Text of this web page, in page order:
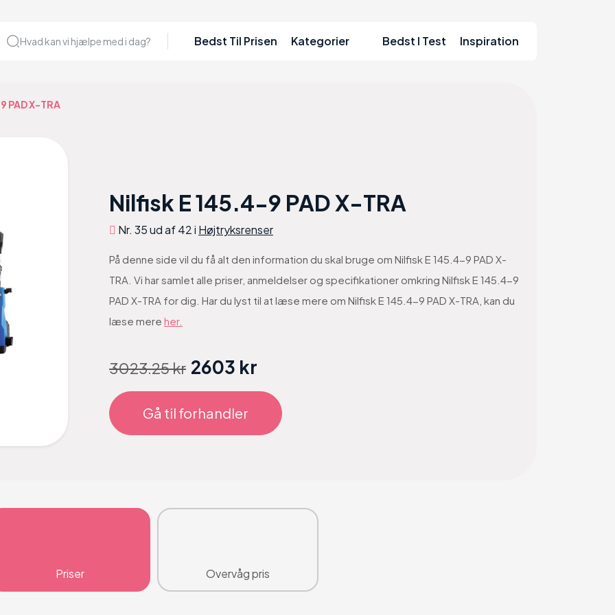
Hvad kan vi hjælpe med i dag? Bedst Til Prisen Kategorier Bedst I Test Inspiration
PAD X-TRA
Nilfisk E 145.4-9 PAD X-TRA
Nr. 35 ud af 42 i Højtryksrenser
På denne side vil du få alt den information du skal bruge om Nilfisk E 145.4-9 PAD X-
TRA. Vi har samlet alle priser, anmeldelser og specifikationer omkring Nilfisk E 145.4-9
PAD X-TRA for dig. Har du lyst til at læse mere om Nilfisk E 145.4-9 PAD X-TRA, kan du
læse mere her.
3023.25 kr 2603 kr
Gå til forhandler
Priser Overvåg pris